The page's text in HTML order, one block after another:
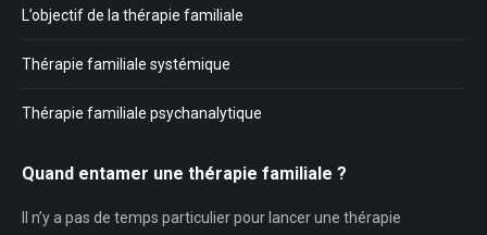
L’objectif de la thérapie familiale
Thérapie familiale systémique
Thérapie familiale psychanalytique
Quand entamer une thérapie familiale ?
Il n’y a pas de temps particulier pour lancer une thérapie